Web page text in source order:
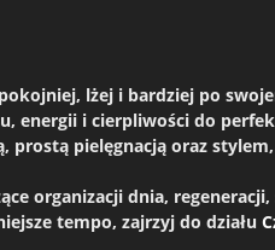
lżej i bardziej po
energii i cierpliwości do
pielęgnacją oraz
organizacji dnia,
tempo, zajrzyj do działu